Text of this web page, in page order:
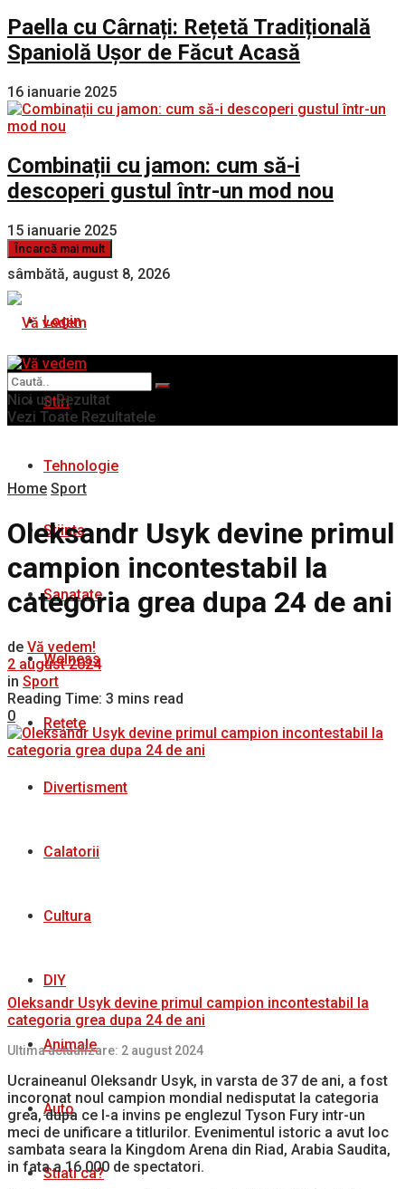
Paella cu Cârnați: Rețetă Tradițională
Spaniolă Ușor de Făcut Acasă
16 ianuarie 2025
Combinații cu jamon: cum să-i
descoperi gustul într-un mod nou
15 ianuarie 2025
Încarcă mai mult
sâmbătă, august 8, 2026
Login
Stiri
Tehnologie
Stiinta
Sanatate
Welness
Rețete
Divertisment
Calatorii
Cultura
DIY
Animale
Auto
Stiati ca?
Nici un Rezultat
Vezi Toate Rezultatele
Home Sport
Oleksandr Usyk devine primul
campion incontestabil la
categoria grea dupa 24 de ani
de Vă vedem!
2 august 2024
in Sport
Reading Time: 3 mins read
0
Oleksandr Usyk devine primul campion incontestabil la
categoria grea dupa 24 de ani
Ultima actualizare: 2 august 2024
Ucraineanul Oleksandr Usyk, in varsta de 37 de ani, a fost
incoronat noul campion mondial nedisputat la categoria
grea, dupa ce l-a invins pe englezul Tyson Fury intr-un
meci de unificare a titlurilor. Evenimentul istoric a avut loc
sambata seara la Kingdom Arena din Riad, Arabia Saudita,
in fata a 16.000 de spectatori.